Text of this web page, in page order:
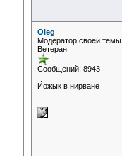
Oleg
Модератор своей темы
Ветеран
Сообщений: 8943
Йожык в нирване